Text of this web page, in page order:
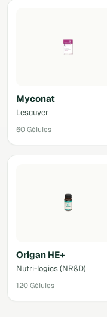
Myconat
Lescuyer
60 Gélules
Origan HE+
Nutri-logics (NR&D)
120 Gélules